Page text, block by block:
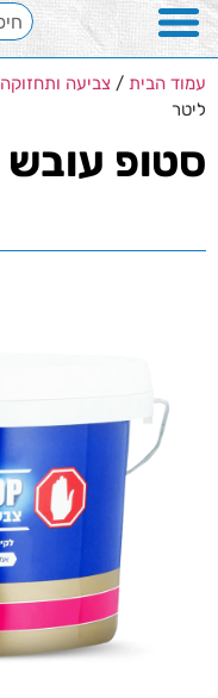
עמוד הבית / צביעה ותחזוקה
ליטר